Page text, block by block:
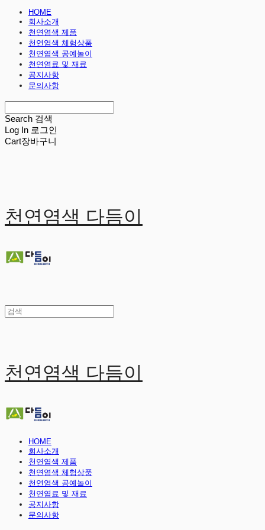
HOME
회사소개
천연염색 제품
천연염색 체험상품
천연염색 공예놀이
천연염료 및 재료
공지사항
문의사항
Search 검색
Log In 로그인
Cart장바구니
천연염색 다듬이
천연염색 다듬이
HOME
회사소개
천연염색 제품
천연염색 체험상품
천연염색 공예놀이
천연염료 및 재료
공지사항
문의사항